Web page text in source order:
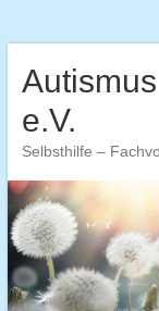
Inhalt
e.V.
Selbsthilfe –